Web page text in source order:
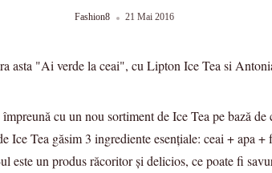
Fashion8 21 Mai 2016
cu un nou sortiment de Ice Tea pe bază
Ice Tea găsim 3 ingrediente esențiale: ceai + apa
este un produs răcoritor și delicios, ce poate fi